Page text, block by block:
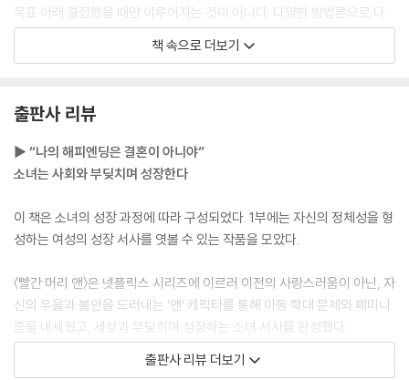
목표 아래 결집했을 때만 이루어지는 것이 아니다. 다양한 방법론으로 다
양한 방식의 실천을 하며 각계각층의 경험들이 모일 때, 그러한 다양한 입
장들에 대한 서로의 이해를 통해서 각자의 주체성을 찾으려는 노력이 이루
연애라는 것이 이미 타인을 믿기로 마음먹는 결단에서 시작되는 것이라면,
고립보다는 연결을 추구해야 한다. 내 내부의 동요에만 집착하는 것이 아
을 열어가는 태도가 필요하다. 타인을 타인으로 인정하고 서로의 다름을
받아들일 때, 연애는 가능해진다.
우리는 상식적으로 매끈하게 그리고 논리정연하게 표현되지 않는 언어를
무시한다. 하지만 진실은 상식이 아니다. 진실은 상식 이면에 조각난 언어
로 표현되어 있는 경우가 더 많다.
책 속으로 더보기
출판사 리뷰
▶ “나의 해피엔딩은 결혼이 아니야”
소녀는 사회와 부딪치며 성장한다
이 책은 소녀의 성장 과정에 따라 구성되었다. 1부에는 자신의 정체성을 형
성하는 여성의 성장 서사를 엿볼 수 있는 작품을 모았다.
〈빨간 머리 앤〉은 넷플릭스 시리즈에 이르러 이전의 사랑스러움이 아닌, 자
신의 우울과 불안을 드러내는 ‘앤’ 캐릭터를 통해 아동 학대 문제와 페미니
즘을 내세웠고, 세상과 부딪히며 성장하는 소녀 서사를 완성했다.
탐정 셜록 홈즈의 여동생을 주인공으로 한 〈에놀라 홈즈〉는 기존 셜록 홈즈
출판사 리뷰 더보기